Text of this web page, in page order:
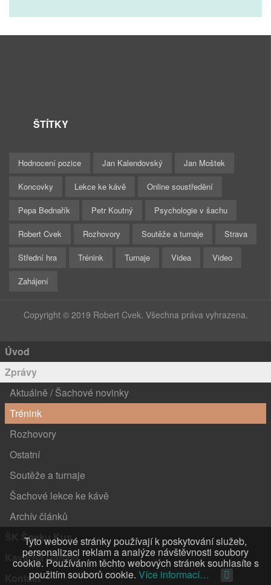
ŠTÍTKY
Hodnocení pozice Jan Kalendovský Jan Moštek
Koncovky Lekce ke kávě Online soustředění
Pepa Bednařík Petr Koutný Psychologie v šachu
Robert Cvek Rozhovory Soutěže a turnaje Strava
Střední hra Trénink Turnaje Videa Video
Zahájení
Copyright © 2019 Robert Cvek. Všechna práva vyhrazena.
Úvod
Zprávy
Aktuálně / Šachové novinky
Trénink
Rozhovory
Ostatní
Soutěže a turnaje
Šachové lekce ke kávě
Archív článků
ŠK Špeku Kus
Kavárna Gambit
Kontakt
Tyto webové stránky používají k poskytování služeb,
personalizaci reklam a analýze návštěvnosti soubory
cookie. Používáním těchto webových stránek souhlasíte s
použitím souborů cookie. Více informací…